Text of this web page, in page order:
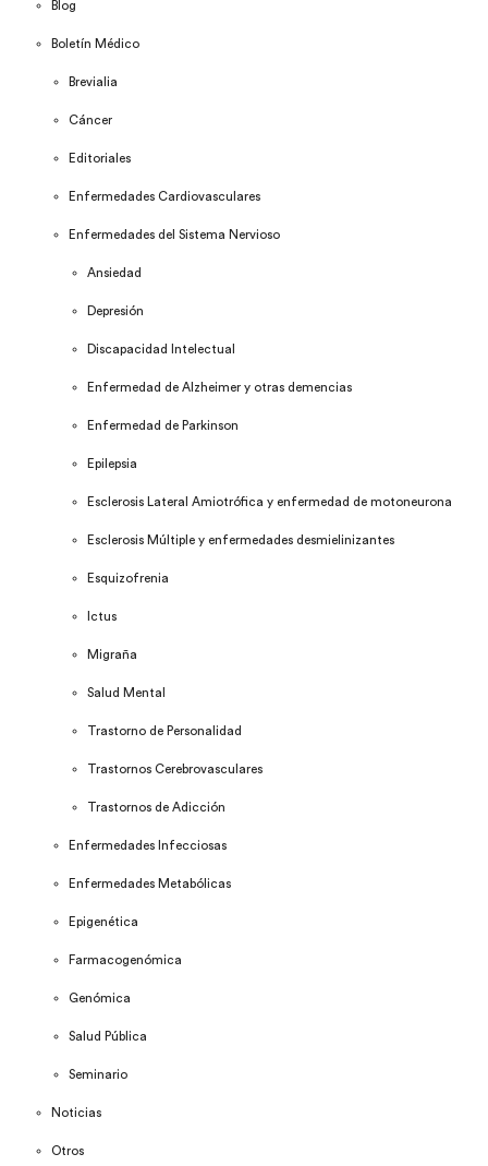
Blog
Boletín Médico
Brevialia
Cáncer
Editoriales
Enfermedades Cardiovasculares
Enfermedades del Sistema Nervioso
Ansiedad
Depresión
Discapacidad Intelectual
Enfermedad de Alzheimer y otras demencias
Enfermedad de Parkinson
Epilepsia
Esclerosis Lateral Amiotrófica y enfermedad de motoneurona
Esclerosis Múltiple y enfermedades desmielinizantes
Esquizofrenia
Ictus
Migraña
Salud Mental
Trastorno de Personalidad
Trastornos Cerebrovasculares
Trastornos de Adicción
Enfermedades Infecciosas
Enfermedades Metabólicas
Epigenética
Farmacogenómica
Genómica
Salud Pública
Seminario
Noticias
Otros